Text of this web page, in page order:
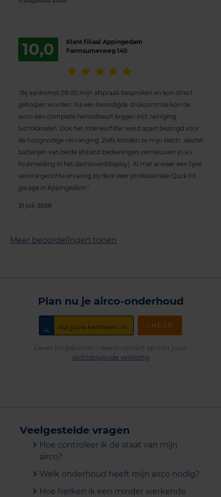
10,0
Klant filiaal Appingedam
Farmsumerweg 140
"Bij aankomst 08:00 mijn afspraak besproken en kon direct
geholpen worden. Na een benodigde drukcontrole kon de
airco een complete herstelbeurt krijgen incl. reiniging
luchtkanalen. Ook het interieurfilter werd apart bezorgd voor
de hoognodige vervanging. Zelfs konden ze mijn electr. sleutel
batterijen van beide afstand bedieningen vernieuwen (n.a.v.
foutmelding in het dashboarddisplay). Al met al weer een fijne
service gerichte ervaring bij deze zeer professionele Quck Fit
garage in Appingedam."
31 juli 2026
Meer beoordelingen tonen
Plan nu je airco-onderhoud
CHECK
Liever langskomen? Neem contact op met jouw
dichtsbijzijnde vestiging
Veelgestelde vragen
Hoe controleer ik de staat van mijn
airco?
Welk onderhoud heeft mijn airco nodig?
Hoe herken ik een minder werkende